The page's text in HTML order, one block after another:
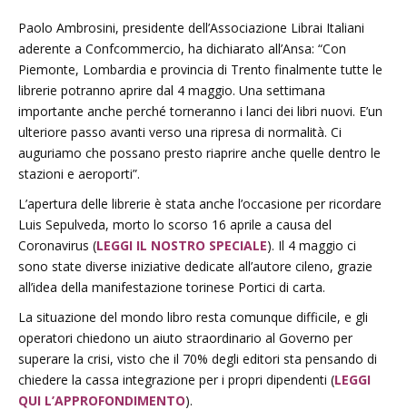
Paolo Ambrosini, presidente dell’Associazione Librai Italiani
aderente a Confcommercio, ha dichiarato all’Ansa: “Con
Piemonte, Lombardia e provincia di Trento finalmente tutte le
librerie potranno aprire dal 4 maggio. Una settimana
importante anche perché torneranno i lanci dei libri nuovi. E’un
ulteriore passo avanti verso una ripresa di normalità. Ci
auguriamo che possano presto riaprire anche quelle dentro le
stazioni e aeroporti”.
L’apertura delle librerie è stata anche l’occasione per ricordare
Luis Sepulveda, morto lo scorso 16 aprile a causa del
Coronavirus (LEGGI IL NOSTRO SPECIALE). Il 4 maggio ci
sono state diverse iniziative dedicate all’autore cileno, grazie
all’idea della manifestazione torinese Portici di carta.
La situazione del mondo libro resta comunque difficile, e gli
operatori chiedono un aiuto straordinario al Governo per
superare la crisi, visto che il 70% degli editori sta pensando di
chiedere la cassa integrazione per i propri dipendenti (LEGGI
QUI L’APPROFONDIMENTO).